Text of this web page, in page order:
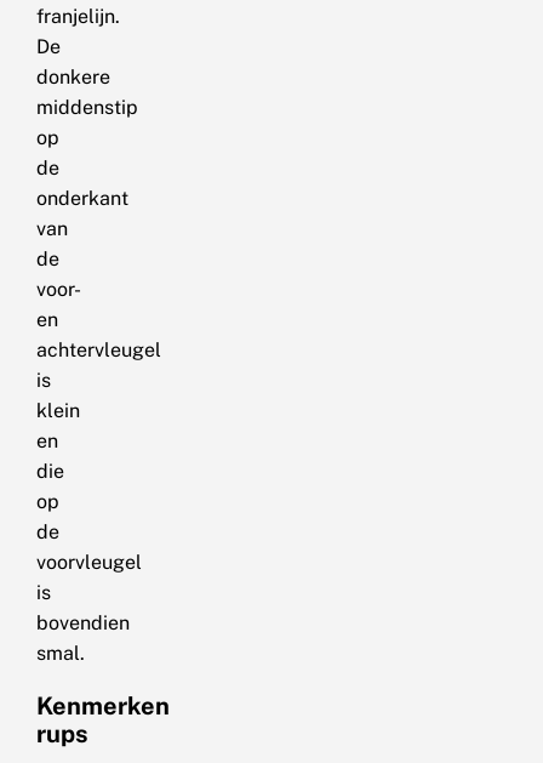
franjelijn.
De
donkere
middenstip
op
de
onderkant
van
de
voor-
en
achtervleugel
is
klein
en
die
op
de
voorvleugel
is
bovendien
smal.
Kenmerken
rups